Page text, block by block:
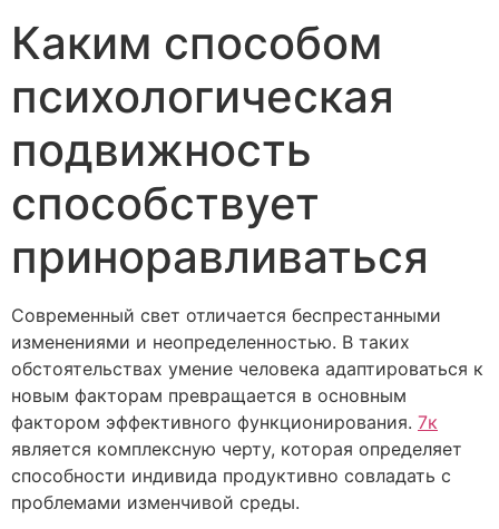
Каким способом
психологическая
подвижность
способствует
приноравливаться
Современный свет отличается беспрестанными
изменениями и неопределенностью. В таких
обстоятельствах умение человека адаптироваться к
новым факторам превращается в основным
фактором эффективного функционирования. 7к
является комплексную черту, которая определяет
способности индивида продуктивно совладать с
проблемами изменчивой среды.